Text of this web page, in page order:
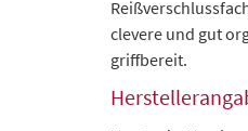
clevere und gut
griffbereit.